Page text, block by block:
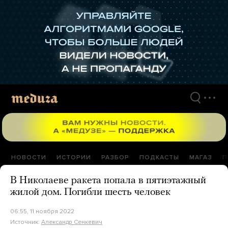
НОВОСТИ ИСТОРИИ РАЗБОР ПОДКАСТЫ МАГАЗ
В Николаеве ракета попала в пятиэтажный
жилой дом. Погибли шесть человек
06:55, 11 ноября 2022
Источник: Александр Сенкевич